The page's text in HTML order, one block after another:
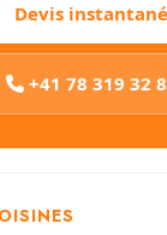
Devis instantané
+41 78 319 32